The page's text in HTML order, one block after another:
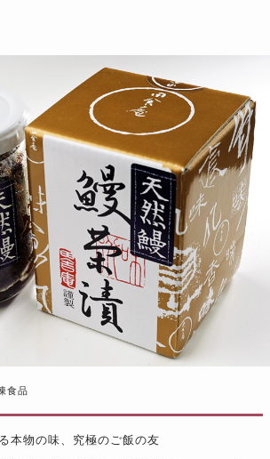
食品
本物の味、究極のご飯の友